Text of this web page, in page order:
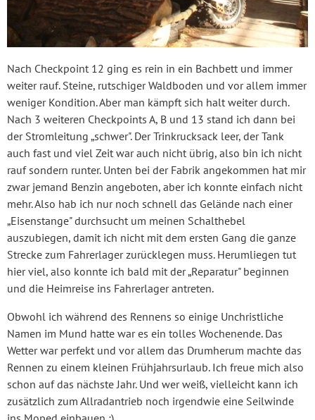
Nach Checkpoint 12 ging es rein in ein Bachbett und immer
weiter rauf. Steine, rutschiger Waldboden und vor allem immer
weniger Kondition. Aber man kämpft sich halt weiter durch.
Nach 3 weiteren Checkpoints A, B und 13 stand ich dann bei
der Stromleitung „schwer". Der Trinkrucksack leer, der Tank
auch fast und viel Zeit war auch nicht übrig, also bin ich nicht
rauf sondern runter. Unten bei der Fabrik angekommen hat mir
zwar jemand Benzin angeboten, aber ich konnte einfach nicht
mehr. Also hab ich nur noch schnell das Gelände nach einer
„Eisenstange" durchsucht um meinen Schalthebel
auszubiegen, damit ich nicht mit dem ersten Gang die ganze
Strecke zum Fahrerlager zurücklegen muss. Herumliegen tut
hier viel, also konnte ich bald mit der „Reparatur" beginnen
und die Heimreise ins Fahrerlager antreten.
Obwohl ich während des Rennens so einige Unchristliche
Namen im Mund hatte war es ein tolles Wochenende. Das
Wetter war perfekt und vor allem das Drumherum machte das
Rennen zu einem kleinen Frühjahrsurlaub. Ich freue mich also
schon auf das nächste Jahr. Und wer weiß, vielleicht kann ich
zusätzlich zum Allradantrieb noch irgendwie eine Seilwinde